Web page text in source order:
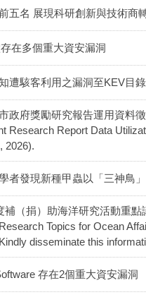
五名 展現科研創新與技術商
在多個重大資安漏洞
遭駭客利用之漏洞至KEV目
政府獎勵研究報告運用資料
Research Report Data
2026).
者發現新種甲蟲以「三神鳥
補（捐）助海洋研究活動重
Topics for Ocean
disseminate this
存在2個重大資安漏洞